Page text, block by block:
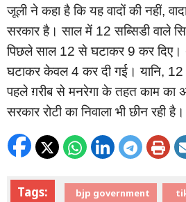
जूलीनेकहाहैकियहवादोंकीनहीं,
सरकारहै। सालमें 12सब्सिडीवाले
पिछलेसाल 12सेघटाकर 9करदिए।
घटाकरकेवल 4करदीगई। यानि, 12
पहलेग़रीबसेमनरेगाकेतहतकामका
सरकाररोटीकानिवालाभीछीनरहीहै।
Tags: bjp government